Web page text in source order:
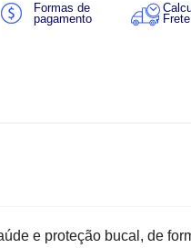
Formas de
pagamento
e proteção bucal, de